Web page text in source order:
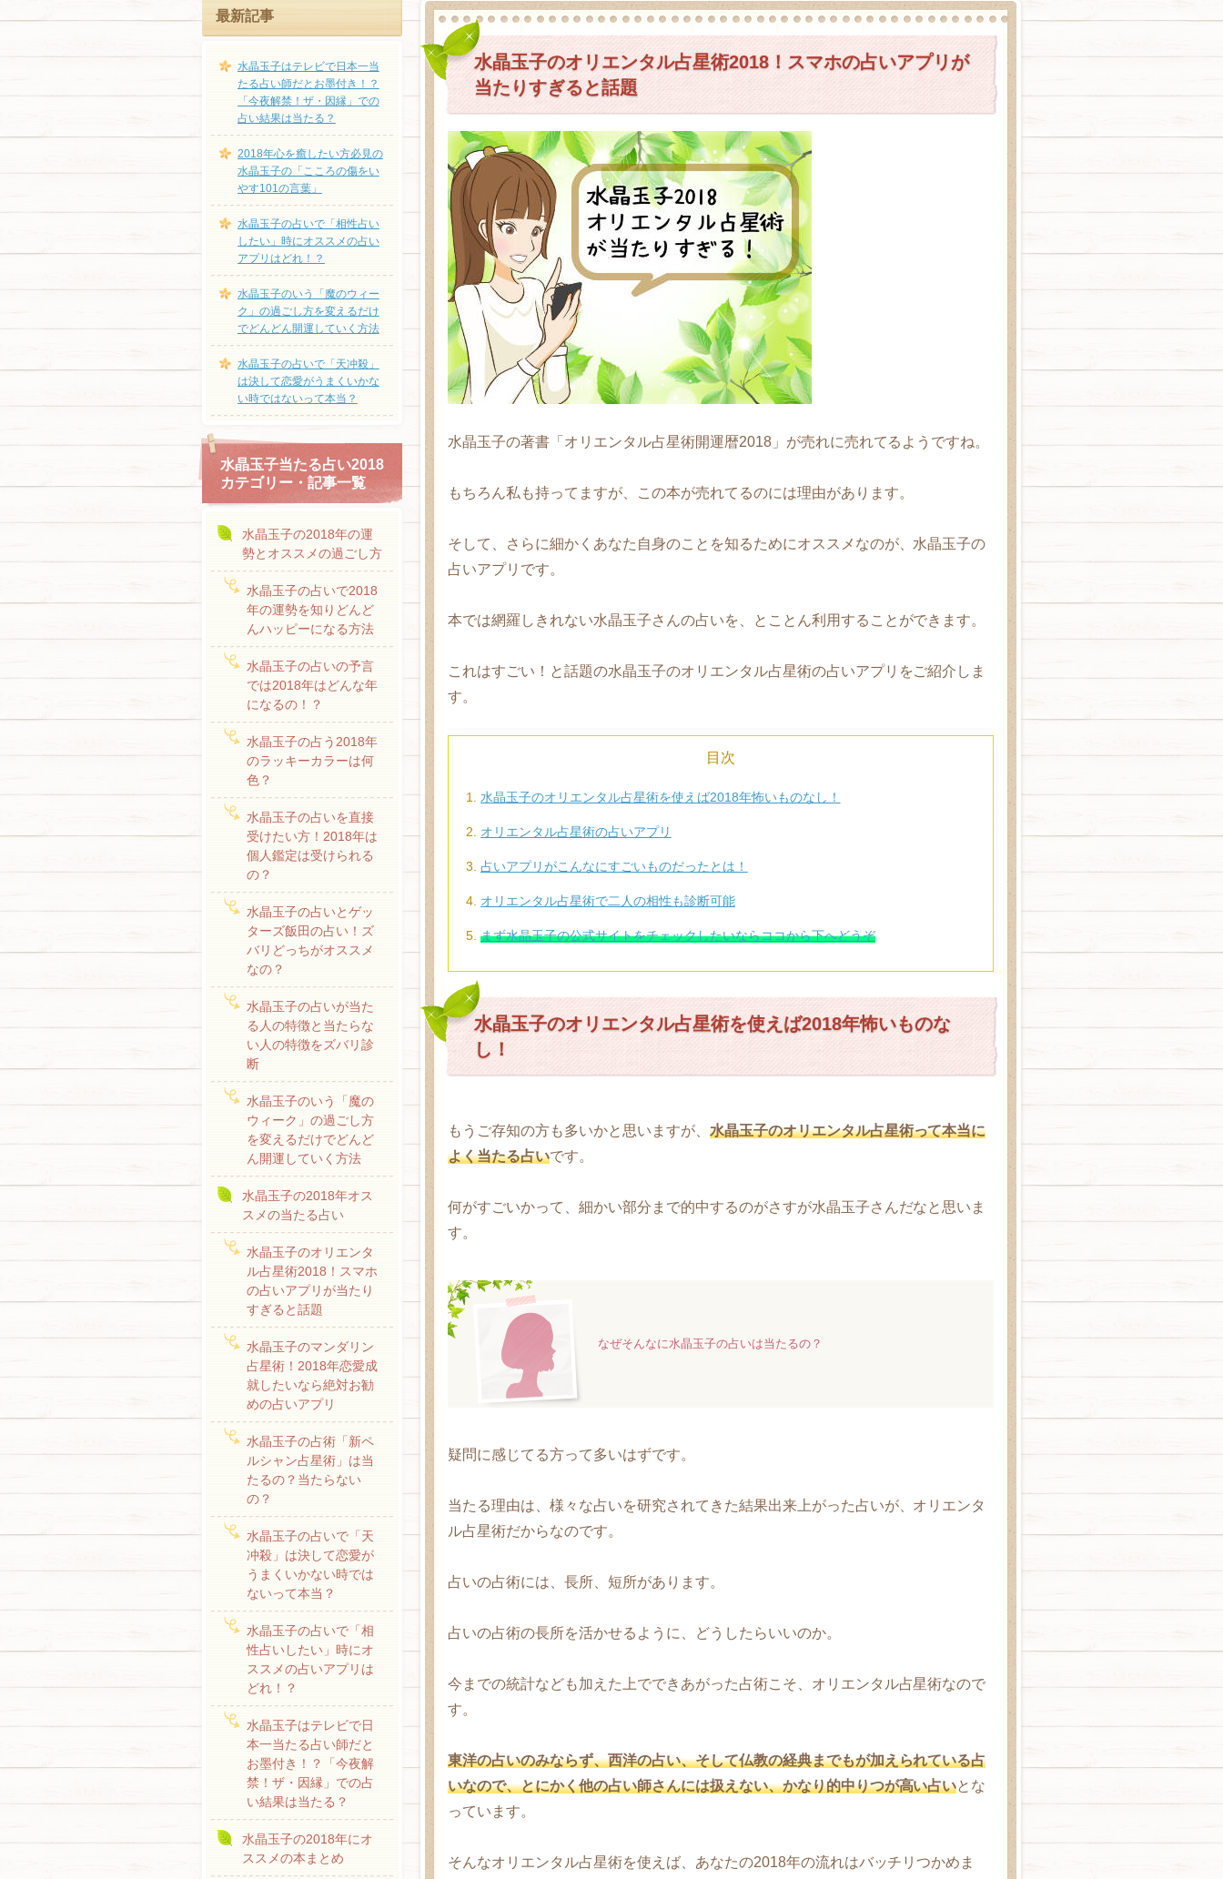
水晶玉子のオリエンタル占星術2018！スマホの占いアプリが
当たりすぎると話題
水晶玉子の著書「オリエンタル占星術開運暦2018」が売れに売れてるようですね。
もちろん私も持ってますが、この本が売れてるのには理由があります。
そして、さらに細かくあなた自身のことを知るためにオススメなのが、水晶玉子の
占いアプリです。
本では網羅しきれない水晶玉子さんの占いを、とことん利用することができます。
これはすごい！と話題の水晶玉子のオリエンタル占星術の占いアプリをご紹介しま
す。
目次
水晶玉子のオリエンタル占星術を使えば2018年怖いものなし！
オリエンタル占星術の占いアプリ
占いアプリがこんなにすごいものだったとは！
オリエンタル占星術で二人の相性も診断可能
まず水晶玉子の公式サイトをチェックしたいならココから下へどうぞ
水晶玉子のオリエンタル占星術を使えば2018年怖いものな
し！
もうご存知の方も多いかと思いますが、 水晶玉子のオリエンタル占星術って本当に
よく当たる占いです。
何がすごいかって、細かい部分まで的中するのがさすが水晶玉子さんだなと思いま
す。
なぜそんなに水晶玉子の占いは当たるの？
疑問に感じてる方って多いはずです。
当たる理由は、様々な占いを研究されてきた結果出来上がった占いが、オリエンタ
ル占星術だからなのです。
占いの占術には、長所、短所があります。
占いの占術の長所を活かせるように、どうしたらいいのか。
今までの統計なども加えた上でできあがった占術こそ、オリエンタル占星術なので
す。
東洋の占いのみならず、西洋の占い、そして仏教の経典までもが加えられている占
いなので、とにかく他の占い師さんには扱えない、かなり的中りつが高い占いとな
っています。
そんなオリエンタル占星術を使えば、あなたの2018年の流れはバッチリつかめま
最新記事
水晶玉子はテレビで日本一当
たる占い師だとお墨付き！？
「今夜解禁！ザ・因縁」での
占い結果は当たる？
2018年心を癒したい方必見の
水晶玉子の「こころの傷をい
やす101の言葉」
水晶玉子の占いで「相性占い
したい」時にオススメの占い
アプリはどれ！？
水晶玉子のいう「魔のウィー
ク」の過ごし方を変えるだけ
でどんどん開運していく方法
水晶玉子の占いで「天冲殺」
は決して恋愛がうまくいかな
い時ではないって本当？
水晶玉子当たる占い2018
カテゴリー・記事一覧
水晶玉子の2018年の運
勢とオススメの過ごし方
水晶玉子の占いで2018
年の運勢を知りどんど
んハッピーになる方法
水晶玉子の占いの予言
では2018年はどんな年
になるの！？
水晶玉子の占う2018年
のラッキーカラーは何
色？
水晶玉子の占いを直接
受けたい方！2018年は
個人鑑定は受けられる
の？
水晶玉子の占いとゲッ
ターズ飯田の占い！ズ
バリどっちがオススメ
なの？
水晶玉子の占いが当た
る人の特徴と当たらな
い人の特徴をズバリ診
断
水晶玉子のいう「魔の
ウィーク」の過ごし方
を変えるだけでどんど
ん開運していく方法
水晶玉子の2018年オス
スメの当たる占い
水晶玉子のオリエンタ
ル占星術2018！スマホ
の占いアプリが当たり
すぎると話題
水晶玉子のマンダリン
占星術！2018年恋愛成
就したいなら絶対お勧
めの占いアプリ
水晶玉子の占術「新ペ
ルシャン占星術」は当
たるの？当たらない
の？
水晶玉子の占いで「天
冲殺」は決して恋愛が
うまくいかない時では
ないって本当？
水晶玉子の占いで「相
性占いしたい」時にオ
ススメの占いアプリは
どれ！？
水晶玉子はテレビで日
本一当たる占い師だと
お墨付き！？「今夜解
禁！ザ・因縁」での占
い結果は当たる？
水晶玉子の2018年にオ
ススメの本まとめ